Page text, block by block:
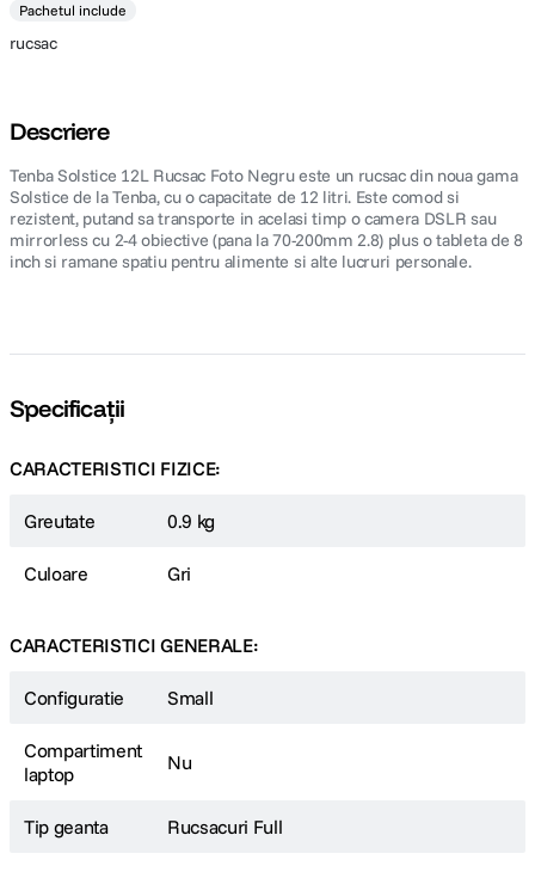
Pachetul include
rucsac
Descriere
Tenba Solstice 12L Rucsac Foto Negru este un rucsac din noua gama
Solstice de la Tenba, cu o capacitate de 12 litri. Este comod si
rezistent, putand sa transporte in acelasi timp o camera DSLR sau
mirrorless cu 2-4 obiective (pana la 70-200mm 2.8) plus o tableta de 8
inch si ramane spatiu pentru alimente si alte lucruri personale.
Specificații
CARACTERISTICI FIZICE:
Greutate 0.9 kg
Culoare Gri
CARACTERISTICI GENERALE:
Configuratie Small
Compartiment
laptop
Nu
Tip geanta Rucsacuri Full